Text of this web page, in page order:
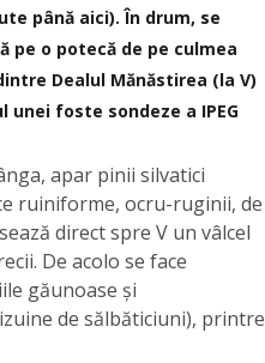
până aici). În drum, se
pe o potecă de pe culmea
Dealul Mănăstirea (la V)
foste sondeze a IPEG
apar pinii silvatici
ruiniforme, ocru-ruginii, de
direct spre V un vâlcel
De acolo se face
găunoase și
de sălbăticiuni), printre